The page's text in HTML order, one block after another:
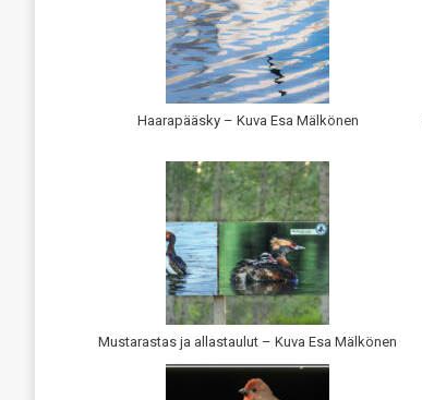
Haarapääsky – Kuva Esa Mälkönen
Mustarastas ja allastaulut – Kuva Esa Mälkönen